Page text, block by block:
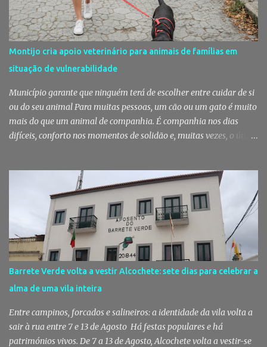
uma ação de patrulhamento, os militares da Guarda detetaram
uma viatura estacionada num local referenciado pela prática de
furtos e pelo consumo de estupefacientes", circunstância que
motivou a realização de diligências policiais. Foi no decorrer
dessas ações que os militares localizaram um suspeito no interior
de um edifício público. Apanhado em flagrante De ...
Montijo cria apoio veterinário para animais de famílias em
situação de vulnerabilidade
Município garante que ninguém terá de escolher entre cuidar de si
ou do seu animal Para muitas pessoas, um cão ou um gato é muito
mais do que um animal de companhia. É companhia nos dias
difíceis, conforto nos momentos de solidão e, muitas vezes, o único
garantir cuidados básicos de saúde aos animais pertencentes a
utentes do Centro de Acolhimento de Emergência Social,
reforçando simultaneamente a proteção animal e o apoio às
pessoas em situação de maior vulnerabilidade. Cuidados de saúde
a animais de companhia de utentes do CAES A Câmara Municipal
do Montijo aprovou, por unanimidade, na reunião de 22 de Julho,
a celebração de um protocolo de colaboração com a União
Mutualista Nossa Senhora da Conceição, destinado a assegurar
assistência veterinária básica aos animais de companhia dos
utentes do Centro de Acolhimento de Emergência Social (CAES 2.0).
Segundo a ...
Barrete Verde volta a vestir Alcochete: sete dias para celebrar a
alma de uma vila inteira
Entre campinos, forcados e salineiros: a identidade da vila volta a
sair à rua entre 7 e 13 de Agosto Há festas populares e há
patrimónios vivos. De 7 a 13 de Agosto, Alcochete volta a vestir-se